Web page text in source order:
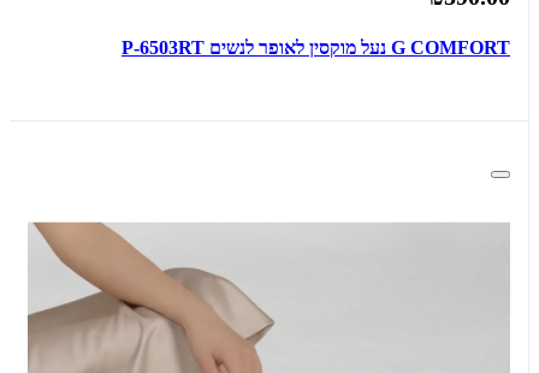
G COMFORT נעל מוקסין לאופר לנשים P-6503RT